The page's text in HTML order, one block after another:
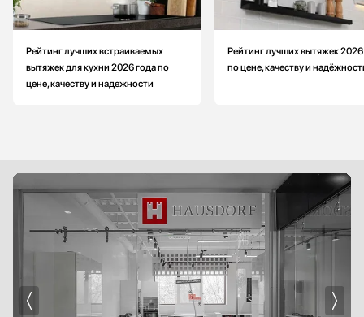
Рейтинг лучших встраиваемых
вытяжек для кухни 2026 года по
цене, качеству и надежности
Рейтинг лучших вытяжек 2026
по цене, качеству и